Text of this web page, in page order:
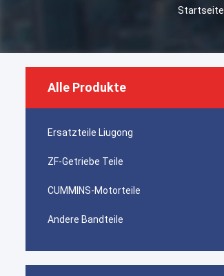
Startseite
Alle Produkte
Ersatzteile Liugong
ZF-Getriebe Teile
CUMMINS-Motorteile
Andere Bandteile